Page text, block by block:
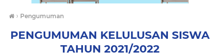
› Pengumuman
PENGUMUMAN KELULUSAN SISWA
TAHUN 2021/2022